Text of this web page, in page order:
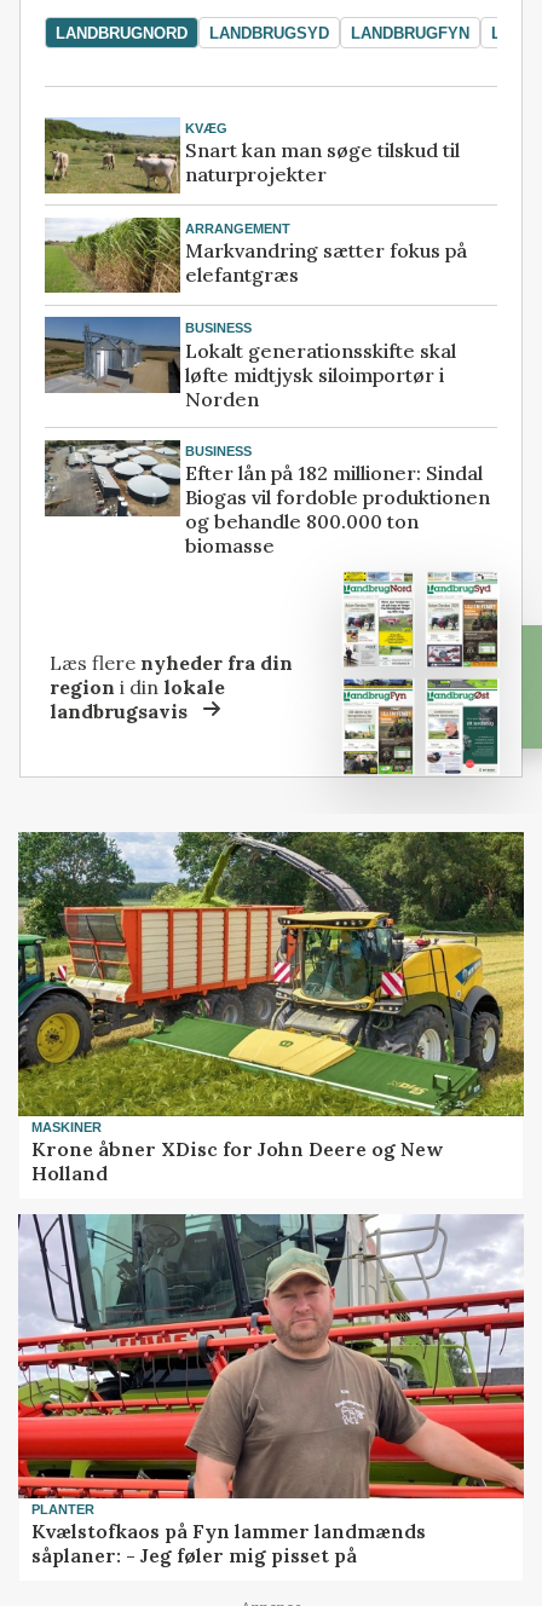
LANDBRUGNORD LANDBRUGSYD LANDBRUGFYN
KVÆG
Snart kan man søge tilskud til
naturprojekter
ARRANGEMENT
Markvandring sætter fokus på
elefantgræs
BUSINESS
Lokalt generationsskifte skal
løfte midtjysk siloimportør i
Norden
BUSINESS
Efter lån på 182 millioner: Sindal
Biogas vil fordoble produktionen
og behandle 800.000 ton
biomasse
Læs flere nyheder fra din
region i dinlokale
landbrugsavis
MASKINER
Krone åbner XDisc for John Deere og New
Holland
PLANTER
Kvælstofkaos på Fyn lammer landmænds
såplaner: - Jeg føler mig pisset på